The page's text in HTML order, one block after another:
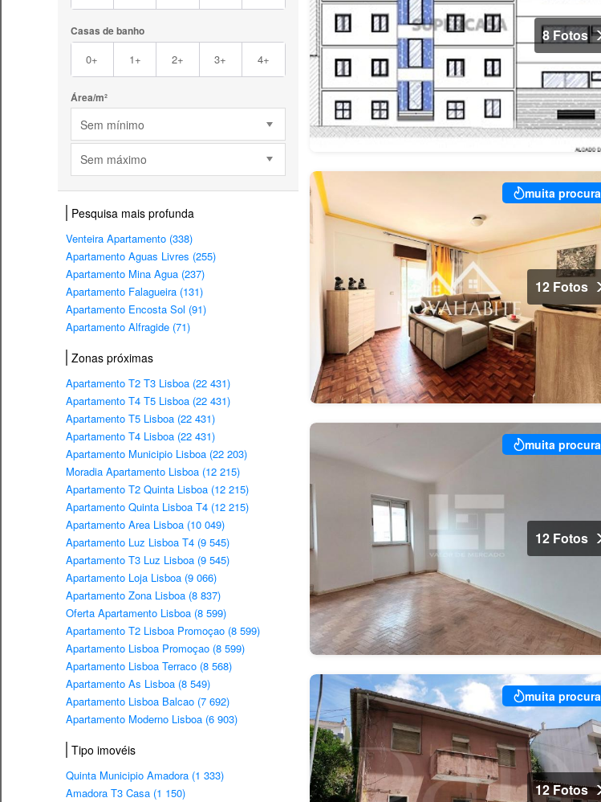
Casas de banho
0+ 1+ 2+ 3+ 4+
Área/m²
Sem mínimo
Sem máximo
Pesquisa mais profunda
Venteira Apartamento (338)
Apartamento Aguas Livres (255)
Apartamento Mina Agua (237)
Apartamento Falagueira (131)
Apartamento Encosta Sol (91)
Apartamento Alfragide (71)
Zonas próximas
Apartamento T2 T3 Lisboa (22 431)
Apartamento T4 T5 Lisboa (22 431)
Apartamento T5 Lisboa (22 431)
Apartamento T4 Lisboa (22 431)
Apartamento Municipio Lisboa (22 203)
Moradia Apartamento Lisboa (12 215)
Apartamento T2 Quinta Lisboa (12 215)
Apartamento Quinta Lisboa T4 (12 215)
Apartamento Area Lisboa (10 049)
Apartamento Luz Lisboa T4 (9 545)
Apartamento T3 Luz Lisboa (9 545)
Apartamento Loja Lisboa (9 066)
Apartamento Zona Lisboa (8 837)
Oferta Apartamento Lisboa (8 599)
Apartamento T2 Lisboa Promoçao (8 599)
Apartamento Lisboa Promoçao (8 599)
Apartamento Lisboa Terraco (8 568)
Apartamento As Lisboa (8 549)
Apartamento Lisboa Balcao (7 692)
Apartamento Moderno Lisboa (6 903)
Tipo imovéis
Quinta Municipio Amadora (1 333)
Amadora T3 Casa (1 150)
8 Fotos
muita procura
12 Fotos
muita procura
12 Fotos
muita procura
12 Fotos